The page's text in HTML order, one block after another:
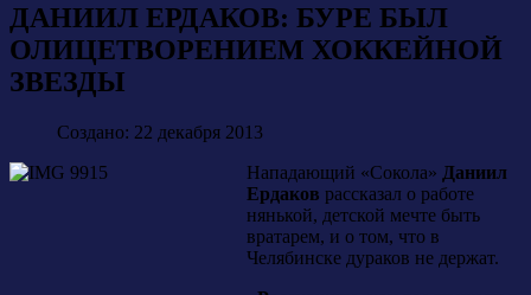
ДАНИИЛ ЕРДАКОВ: БУРЕ БЫЛ
ОЛИЦЕТВОРЕНИЕМ ХОККЕЙНОЙ
ЗВЕЗДЫ
Создано: 22 декабря 2013
Нападающий «Сокола» Даниил
Ердаков рассказал о работе
нянькой, детской мечте быть
вратарем, и о том, что в
Челябинске дураков не держат.